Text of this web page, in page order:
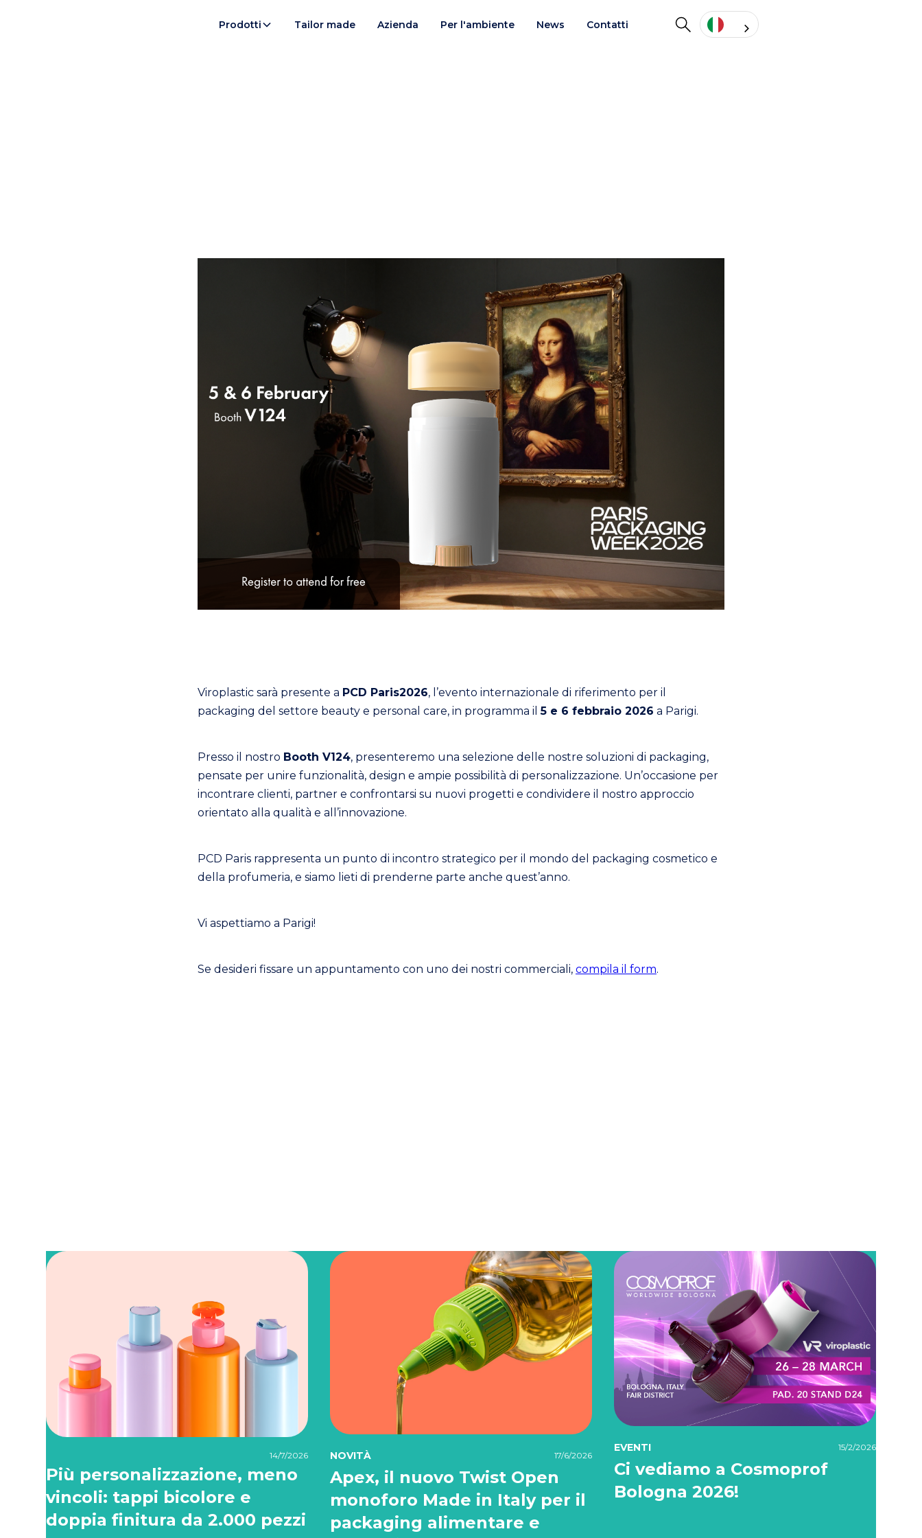
Prodotti Tailor made Azienda Per l'ambiente News Contatti
Viroplastic sarà presente a PCD Paris2026, l’evento internazionale di riferimento per il
packaging del settore beauty e personal care, in programma il5 e 6 febbraio 2026 a Parigi.
Presso il nostro Booth V124, presenteremo una selezione delle nostre soluzioni di packaging,
pensate per unire funzionalità, design e ampie possibilità di personalizzazione. Un’occasione per
incontrare clienti, partner e confrontarsi su nuovi progetti e condividere il nostro approccio
orientato alla qualità e all’innovazione.
PCD Paris rappresenta un punto di incontro strategico per il mondo del packaging cosmetico e
della profumeria, e siamo lieti di prenderne parte anche quest’anno.
Vi aspettiamo a Parigi!
Se desideri fissare un appuntamento con uno dei nostri commerciali, compila il form.
14/7/2026
Più personalizzazione, meno
vincoli: tappi bicolore e
doppia finitura da 2.000 pezzi
NOVITÀ 17/6/2026
Apex, il nuovo Twist Open
monoforo Made in Italy per il
packaging alimentare e
EVENTI 15/2/2026
Ci vediamo a Cosmoprof
Bologna 2026!